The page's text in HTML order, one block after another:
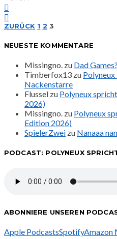
der
Beiträge
ZURÜCK 1 2 3
NEUESTE KOMMENTARE
Missingno. zu Dad Games?
Timberfox13 zu
Nackenstarre
Flussel zu Polyneux
2026)
Missingno. zu Polyneux
Edition 2026)
SpielerZwei zu Nanaaa
PODCAST: POLYNEUX
ABONNIERE UNSEREN
Apple PodcastsSpotifyAmazon